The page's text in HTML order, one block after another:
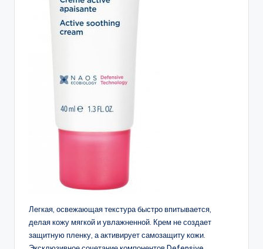
Легкая, освежающая текстура быстро впитывается,
делая кожу мягкой и увлажненной. Крем не создает
защитную пленку, а активирует самозащиту кожи.